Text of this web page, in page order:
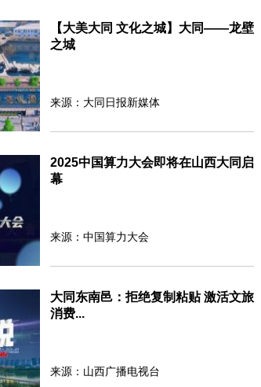
【大美大同 文化之城】大同——龙壁
之城
来源：大同日报新媒体
2025中国算力大会即将在山西大同启
幕
来源：中国算力大会
大同东南邑：拒绝复制粘贴 激活文旅
消费...
来源：山西广播电视台